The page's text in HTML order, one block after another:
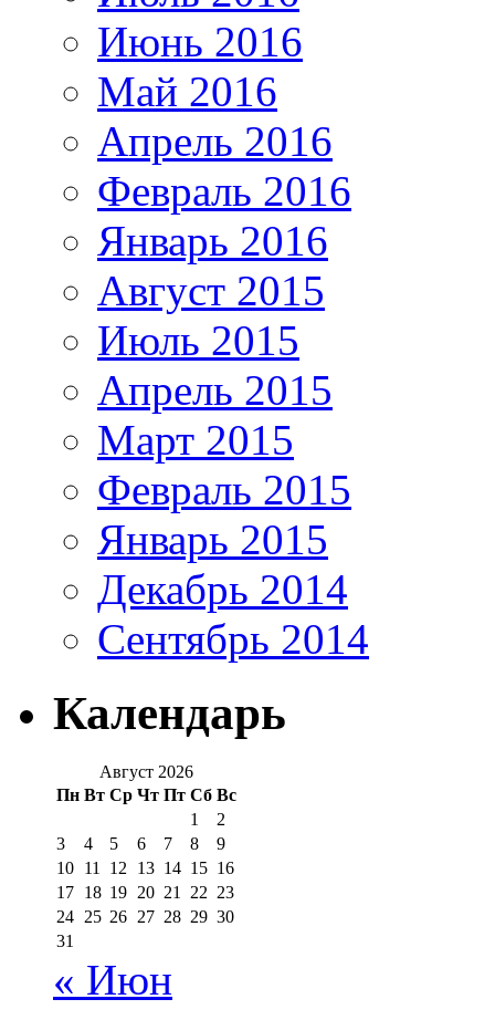
Июнь 2016
Май 2016
Апрель 2016
Февраль 2016
Январь 2016
Август 2015
Июль 2015
Апрель 2015
Март 2015
Февраль 2015
Январь 2015
Декабрь 2014
Сентябрь 2014
Календарь
Август 2026
Пн Вт Ср Чт Пт Сб Вс
1
2
3
4 5 6 7 8
9
10 11 12 13 14 15 16
17 18 19 20 21 22 23
24 25 26 27 28 29 30
31
« Июн